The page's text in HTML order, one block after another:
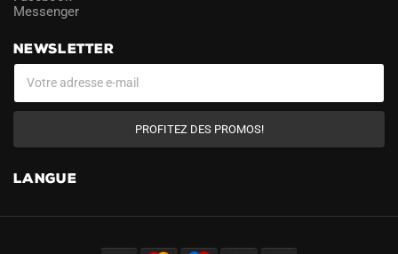
Messenger
NEWSLETTER
PROFITEZ DES PROMOS!
LANGUE